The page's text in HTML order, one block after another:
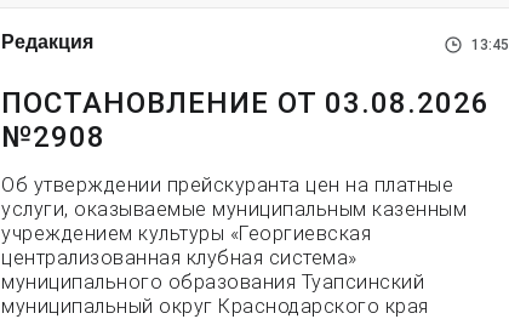
Редакция 13:45
ПОСТАНОВЛЕНИЕ ОТ 03.08.2026
№2908
Об утверждении прейскуранта цен на платные
услуги, оказываемые муниципальным казенным
учреждением культуры «Георгиевская
централизованная клубная система»
муниципального образования Туапсинский
муниципальный округ Краснодарского края